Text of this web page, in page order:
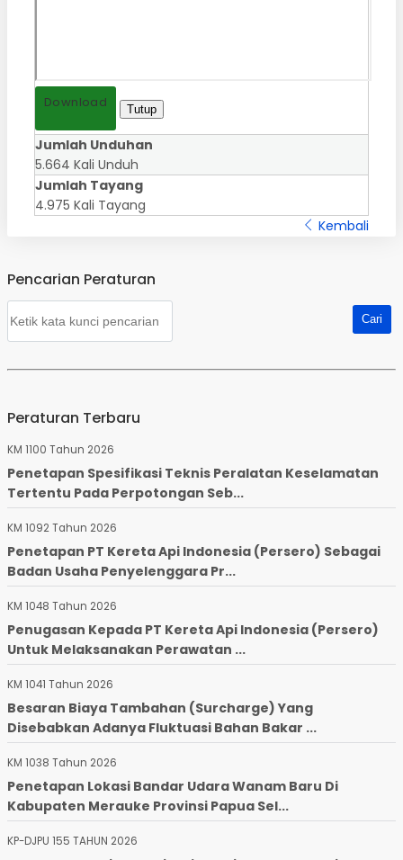
Download Tutup
Jumlah Unduhan
5.664 Kali Unduh
Jumlah Tayang
4.975 Kali Tayang
Kembali
Pencarian Peraturan
Peraturan Terbaru
KM 1100 Tahun 2026
Penetapan Spesifikasi Teknis Peralatan Keselamatan
Tertentu Pada Perpotongan Seb...
KM 1092 Tahun 2026
Penetapan PT Kereta Api Indonesia (Persero) Sebagai
Badan Usaha Penyelenggara Pr...
KM 1048 Tahun 2026
Penugasan Kepada PT Kereta Api Indonesia (Persero)
Untuk Melaksanakan Perawatan ...
KM 1041 Tahun 2026
Besaran Biaya Tambahan (Surcharge) Yang
Disebabkan Adanya Fluktuasi Bahan Bakar ...
KM 1038 Tahun 2026
Penetapan Lokasi Bandar Udara Wanam Baru Di
Kabupaten Merauke Provinsi Papua Sel...
KP-DJPU 155 TAHUN 2026